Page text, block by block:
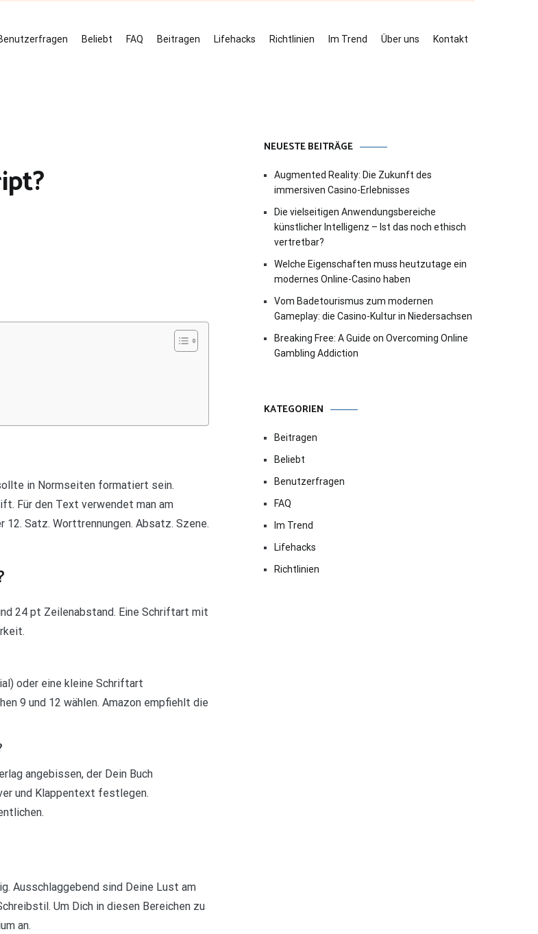
Beliebt FAQ Beitragen Lifehacks Richtlinien Im Trend Über uns Kontakt
in Normseiten formatiert sein.
Für den Text verwendet man am
Satz. Worttrennungen. Absatz. Szene.
24 pt Zeilenabstand. Eine Schriftart mit
oder eine kleine Schriftart
9 und 12 wählen. Amazon empfiehlt die
angebissen, der Dein Buch
und Klappentext festlegen.
Ausschlaggebend sind Deine Lust am
Um Dich in diesen Bereichen zu
an.
NEUESTE BEITRÄGE
Augmented Reality: Die Zukunft des
immersiven Casino-Erlebnisses
Die vielseitigen Anwendungsbereiche
künstlicher Intelligenz – Ist das noch ethisch
vertretbar?
Welche Eigenschaften muss heutzutage ein
modernes Online-Casino haben
Vom Badetourismus zum modernen
Gameplay: die Casino-Kultur in Niedersachsen
Breaking Free: A Guide on Overcoming Online
Gambling Addiction
KATEGORIEN
Beitragen
Beliebt
Benutzerfragen
FAQ
Im Trend
Lifehacks
Richtlinien